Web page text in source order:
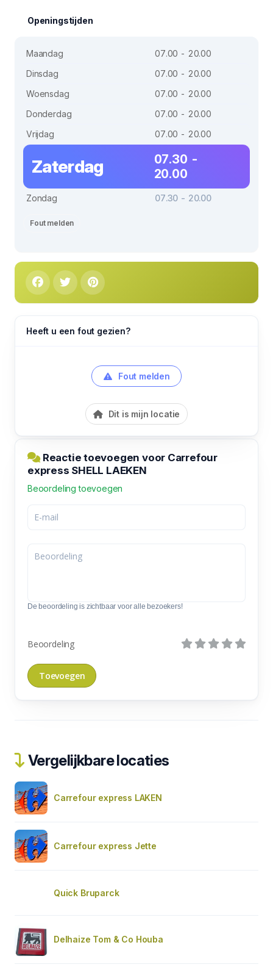
Openingstijden
Maandag
07.00 - 20.00
Dinsdag
07.00 - 20.00
Woensdag
07.00 - 20.00
Donderdag
07.00 - 20.00
Vrijdag
07.00 - 20.00
Zaterdag
07.30 -
20.00
Zondag 07.30 - 20.00
Fout melden
Heeft u een fout gezien?
Fout melden
Dit is mijn locatie
Reactie toevoegen voor Carrefour
express SHELL LAEKEN
Beoordeling toevoegen
De beoordeling is zichtbaar voor alle bezoekers!
Beoordeling
Vergelijkbare locaties
Carrefour express LAKEN
Carrefour express Jette
Quick Bruparck
Delhaize Tom & Co Houba